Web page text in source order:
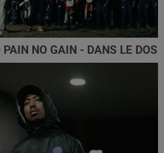
NO GAIN - DANS LE DOS